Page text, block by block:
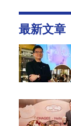
最新文章